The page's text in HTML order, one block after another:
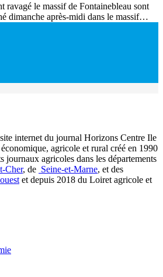
ravagé le massif de Fontainebleau sont
dimanche après-midi dans le massif…
internet du journal Horizons Centre Ile
agricole et rural créé en 1990
journaux agricoles dans les départements
Cher, de Seine-et-Marne, et des
et depuis 2018 du Loiret agricole et